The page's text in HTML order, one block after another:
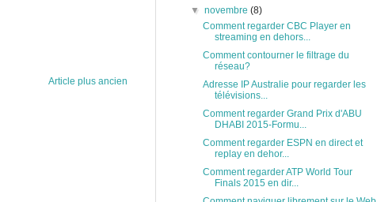
Article plus ancien
▼novembre(8)
Comment regarder CBC Player en
streaming en dehors...
Comment contourner le filtrage du
réseau?
Adresse IP Australie pour regarder les
télévisions...
Comment regarder Grand Prix d'ABU
DHABI 2015-Formu...
Comment regarder ESPN en direct et
replay en dehor...
Comment regarder ATP World Tour
Finals 2015 en dir...